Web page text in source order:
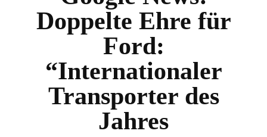
Doppelte Ehre für
Ford:
“Internationaler
Transporter des
Jahres